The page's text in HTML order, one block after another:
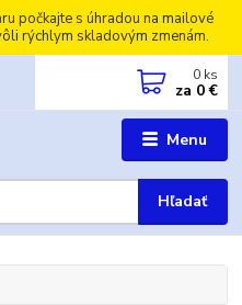
počkajte s úhradou na mailové
rýchlym skladovým zmenám.
Menu
Hľadať
0 ks
za 0 €